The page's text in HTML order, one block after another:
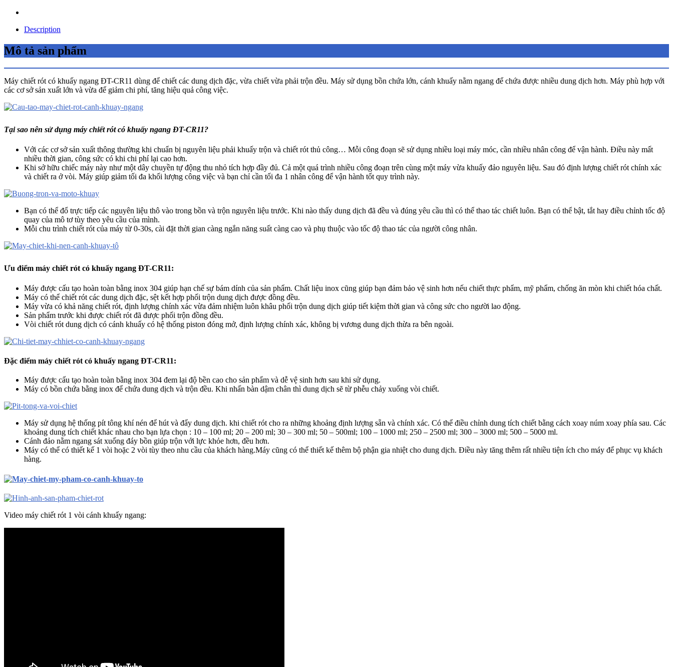
Description
Mô tả sản phẩm
Máy chiết rót có khuấy ngang ĐT-CR11 dùng để chiết các dung dịch đặc, vừa chiết vừa phải trộn đều. Máy sử dụng bồn chứa lớn, cánh khuấy nằm ngang để chứa được nhiều dung dịch hơn. Máy phù hợp với
các cơ sở sản xuất lớn và vừa để giảm chi phí, tăng hiệu quả công việc.
Tại sao nên sử dụng máy chiết rót có khuấy ngang ĐT-CR11?
Với các cơ sở sản xuất thông thường khi chuẩn bị nguyên liệu phải khuấy trộn và chiết rót thủ công… Mỗi công đoạn sẽ sử dụng nhiều loại máy móc, cần nhiều nhân công để vận hành. Điều này mất
nhiều thời gian, công sức có khi chi phí lại cao hơn.
Khi sở hữu chiếc máy này như một dây chuyền tự động thu nhỏ tích hợp đầy đủ. Cả một quá trình nhiều công đoạn trên cùng một máy vừa khuấy đảo nguyên liệu. Sau đó định lượng chiết rót chính xác
và chiết ra ở vòi. Máy giúp giảm tối đa khối lượng công việc và bạn chỉ cần tối đa 1 nhân công để vận hành tốt quy trình này.
Bạn có thể đổ trực tiếp các nguyên liệu thô vào trong bồn và trộn nguyên liệu trước. Khi nào thấy dung dịch đã đều và đúng yêu cầu thì có thể thao tác chiết luôn. Bạn có thể bật, tắt hay điều chỉnh tốc độ
quay của mô tơ tùy theo yêu cầu của mình.
Mỗi chu trình chiết rót của máy từ 0-30s, cài đặt thời gian càng ngắn năng suất càng cao và phụ thuộc vào tốc độ thao tác của người công nhân.
Ưu điểm máy chiết rót có khuấy ngang ĐT-CR11:
Máy được cấu tạo hoàn toàn bằng inox 304 giúp hạn chế sự bám dính của sản phẩm. Chất liệu inox cũng giúp bạn đảm bảo vệ sinh hơn nếu chiết thực phẩm, mỹ phẩm, chống ăn mòn khi chiết hóa chất.
Máy có thể chiết rót các dung dịch đặc, sệt kết hợp phối trộn dung dịch được đồng đều.
Máy vừa có khả năng chiết rót, định lượng chính xác vừa đảm nhiệm luôn khâu phối trộn dung dịch giúp tiết kiệm thời gian và công sức cho người lao động.
Sản phẩm trước khi được chiết rót đã được phối trộn đồng đều.
Vòi chiết rót dung dịch có cánh khuấy có hệ thống piston đóng mở, định lượng chính xác, không bị vương dung dịch thừa ra bên ngoài.
Đặc điểm máy chiết rót có khuấy ngang ĐT-CR11:
Máy được cấu tạo hoàn toàn bằng inox 304 đem lại độ bền cao cho sản phẩm và dễ vệ sinh hơn sau khi sử dụng.
Máy có bồn chứa bằng inox để chứa dung dịch và trộn đều. Khi nhấn bàn dậm chân thì dung dịch sẽ từ phễu chảy xuống vòi chiết.
Máy sử dụng hệ thống pít tông khí nén để hút và đẩy dung dịch. khi chiết rót cho ra những khoảng định lượng sẵn và chính xác. Có thể điều chỉnh dung tích chiết bằng cách xoay núm xoay phía sau. Các
khoảng dung tích chiết khác nhau cho bạn lựa chọn : 10 – 100 ml; 20 – 200 ml; 30 – 300 ml; 50 – 500ml; 100 – 1000 ml; 250 – 2500 ml; 300 – 3000 ml; 500 – 5000 ml.
Cánh đảo nằm ngang sát xuống đáy bồn giúp trộn với lực khỏe hơn, đều hơn.
Máy có thể có thiết kế 1 vòi hoặc 2 vòi tùy theo nhu cầu của khách hàng.Máy cũng có thể thiết kế thêm bộ phận gia nhiệt cho dung dịch. Điều này tăng thêm rất nhiều tiện ích cho máy để phục vụ khách
hàng.
Video máy chiết rót 1 vòi cánh khuấy ngang: